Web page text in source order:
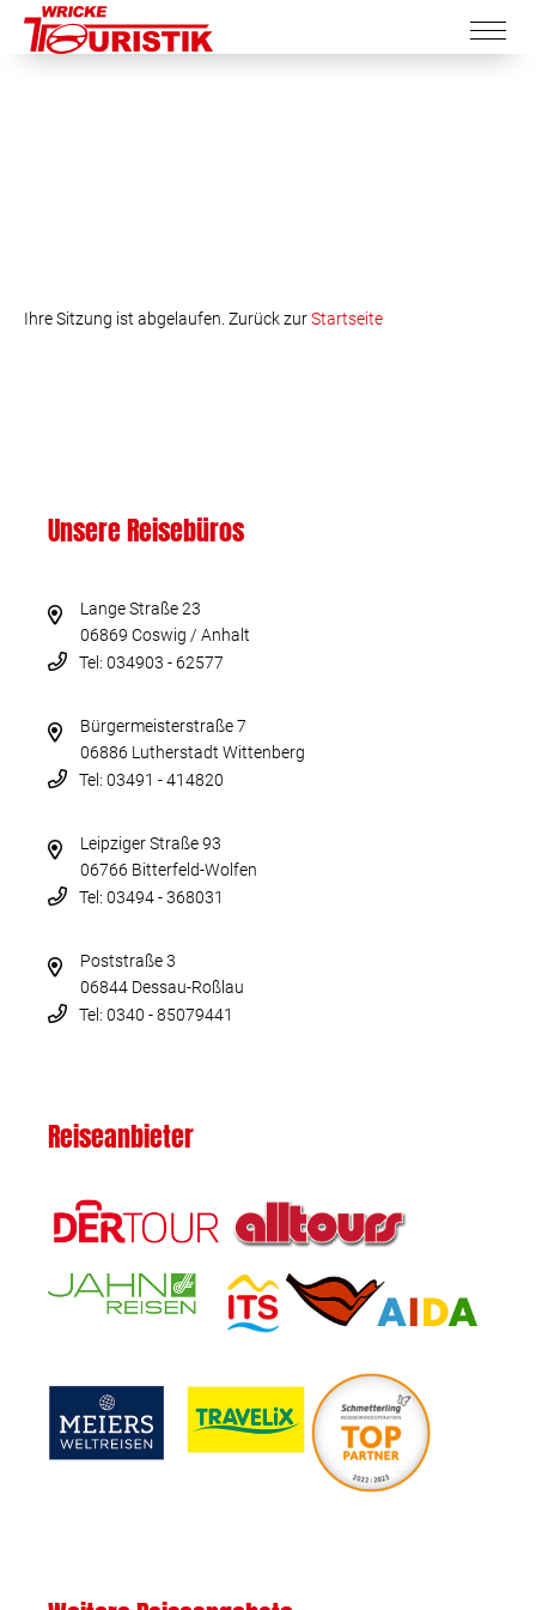
Ihre Sitzung ist abgelaufen. Zurück zurStartseite
Unsere Reisebüros
Lange Straße 23
06869 Coswig / Anhalt
Tel: 034903 - 62577
Bürgermeisterstraße 7
06886 Lutherstadt Wittenberg
Tel: 03491 - 414820
Leipziger Straße 93
06766 Bitterfeld-Wolfen
Tel: 03494 - 368031
Poststraße 3
06844 Dessau-Roßlau
Tel: 0340 - 85079441
Reiseanbieter